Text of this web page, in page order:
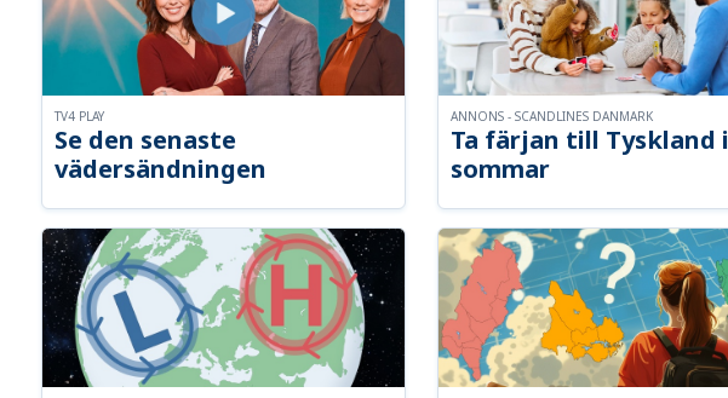
Se den senaste
vädersändningen
TV4 PLAY
Ta färjan till Tyskland i
sommar
ANNONS - SCANDLINES DANMARK